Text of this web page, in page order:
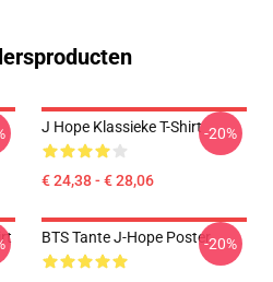
J Hope Klassieke T-Shirt
€ 24,38 - € 28,06
-20%
BTS Tante J-Hope Poster-20%